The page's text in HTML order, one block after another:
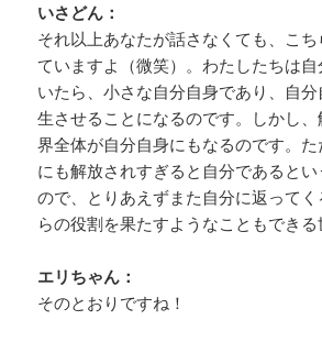
いさどん：
それ以上あなたが話さなくても、こ
ていますよ（微笑）。わたしたちは
いたら、小さな自分自身であり、自
生させることになるのです。しかし
界全体が自分自身にもなるのです。
にも解放されすぎると自分であると
ので、とりあえずまた自分に返って
らの役割を果たすようなこともできる
エリちゃん：
そのとおりですね！